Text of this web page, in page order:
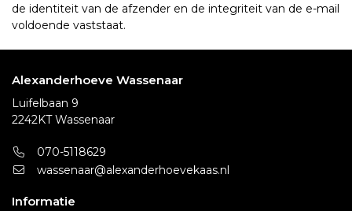
de identiteit van de afzender en de integriteit van de e-mail
voldoende vaststaat.
Alexanderhoeve Wassenaar
Luifelbaan 9
2242KT Wassenaar
070-5118629
wassenaar@alexanderhoevekaas.nl
Informatie